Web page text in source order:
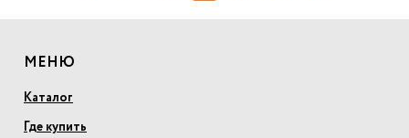
МЕНЮ
Каталог
Где купить